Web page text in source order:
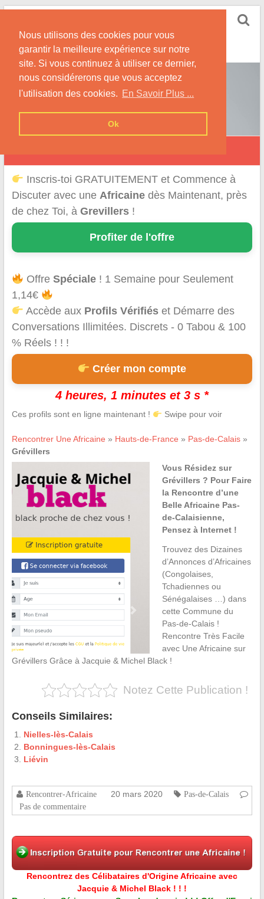
Nous utilisons des cookies pour vous
garantir la meilleure expérience sur notre
site. Si vous continuez à utiliser ce dernier,
nous considérerons que vous acceptez
l'utilisation des cookies. En Savoir Plus ...
Ok
Skip
content
Conseils et Infos pour la Rencontre d'une Belle
Africaine !
Inscris-toi GRATUITEMENT et Commence à
Discuter avec une Africainedès Maintenant, près
de chez Toi, à Grevillers!
Profiter de l'offre
OffreSpéciale ! 1 Semaine pour Seulement
1,14€
Accède aux Profils Vérifiés et Démarre des
Conversations Illimitées. Discrets - 0 Tabou & 100
% Réels ! ! !
Créer mon compte
4 heures, 1 minutes et 3 s *
Ces profils sont en ligne maintenant ! Swipe pour voir
Rencontrer Une Africaine » Hauts-de-France » Pas-de-Calais»
Grévillers
Vous Résidez sur
Grévillers ? Pour Faire
la Rencontre d’une
Belle Africaine Pas-
de-Calaisienne,
Pensez à Internet !
Trouvez des Dizaines
d’Annonces d’Africaines
(Congolaises,
Tchadiennes ou
Sénégalaises …) dans
cette Commune du
Pas-de-Calais !
Rencontre Très Facile
avec Une Africaine sur
Grévillers Grâce à Jacquie & Michel Black !
Notez Cette Publication !
Conseils Similaires:
Nielles-lès-Calais
Bonningues-lès-Calais
Liévin
Rencontrer-Africaine 20 mars 2020
Pas-de-Calais
Pas de commentaire
Rencontrez des Célibataires d'Origine Africaine avec
Jacquie & Michel Black ! ! !